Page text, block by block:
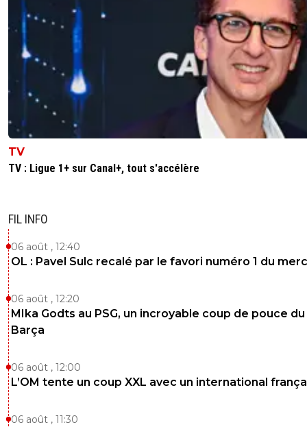
TV
TV : Ligue 1+ sur Canal+, tout s'accélère
FIL INFO
06 août , 12:40
OL : Pavel Sulc recalé par le favori numéro 1 du
06 août , 12:20
MIka Godts au PSG, un incroyable coup de pouce du
Barça
06 août , 12:00
L’OM tente un coup XXL avec un international
06 août , 11:30